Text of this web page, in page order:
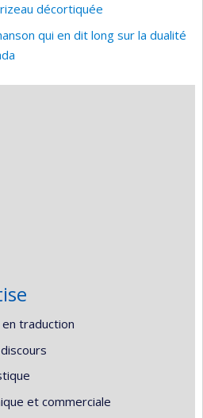
décortiquée
qui en dit long sur la dualité
traduction
et commerciale